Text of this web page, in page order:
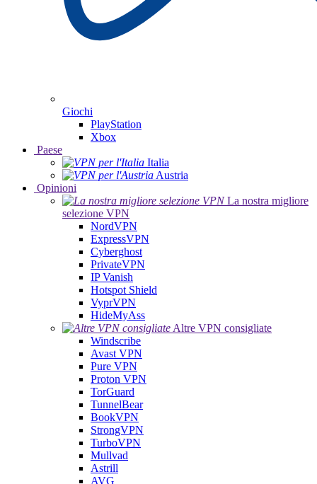
Giochi
PlayStation
Xbox
Paese
Italia
Austria
Opinioni
La nostra migliore
selezione VPN
NordVPN
ExpressVPN
Cyberghost
PrivateVPN
IP Vanish
Hotspot Shield
VyprVPN
HideMyAss
Altre VPN consigliate
Windscribe
Avast VPN
Pure VPN
Proton VPN
TorGuard
TunnelBear
BookVPN
StrongVPN
TurboVPN
Mullvad
Astrill
AVG